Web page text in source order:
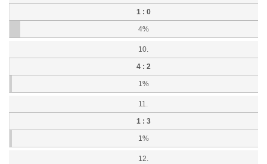
1 : 0
4%
10.
4 : 2
1%
11.
1 : 3
1%
12.